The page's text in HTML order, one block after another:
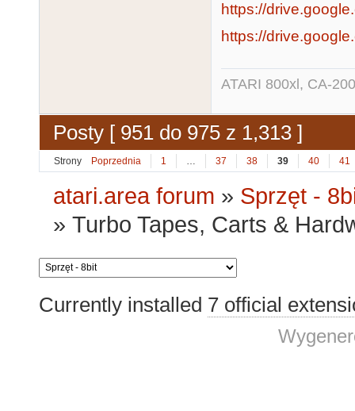
https://
https://
ATARI 800xl, CA-
Posty [ 951 do 975 z 1,313 ]
Strony Poprzednia 1 … 37 38 39 40 41
atari.area forum » Sprzęt -
»Turbo Tapes, Carts &
Currently installed 7 official